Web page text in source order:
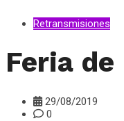
Retransmisiones
Feria
29/08/2019
0